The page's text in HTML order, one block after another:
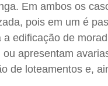
Em ambos os
pois em um é
edificação de
apresentam
de loteamentos e,